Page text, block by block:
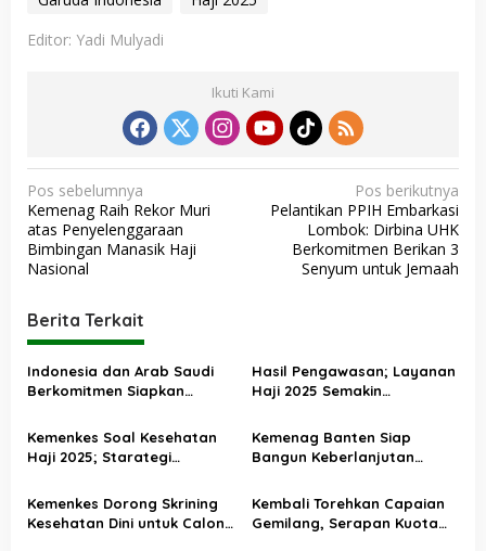
Editor: Yadi Mulyadi
Ikuti Kami
N
a
v
i
g
a
s
i
p
o
s
Pos sebelumnya
Kemenag Raih Rekor Muri
atas Penyelenggaraan
Bimbingan Manasik Haji
Nasional
Pos berikutnya
Pelantikan PPIH Embarkasi
Lombok: Dirbina UHK
Berkomitmen Berikan 3
Senyum untuk Jemaah
Berita Terkait
Indonesia dan Arab Saudi
Berkomitmen Siapkan
Hasil Pengawasan; Layanan
Haji 2025 Semakin
Kemenkes Soal Kesehatan
Haji 2025; Starategi
Kemenag Banten Siap
Bangun Keberlanjutan
Tingkatkan Kualitas
Pelayanan Haji
Kemenkes Dorong Skrining
Kesehatan Dini untuk Calon
Kembali Torehkan Capaian
Gemilang, Serapan Kuota